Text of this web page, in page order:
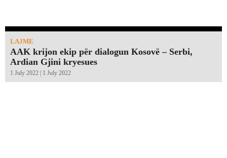
LAJME
AAK krijon ekip për dialogun Kosovë – Serbi,
Ardian Gjini kryesues
1 July 2022 | 1 July 2022